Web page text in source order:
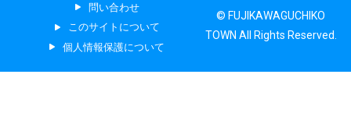
問い合わせ
このサイトについて
個人情報保護について
© FUJIKAWAGUCHIKO
TOWN All Rights Reserved.